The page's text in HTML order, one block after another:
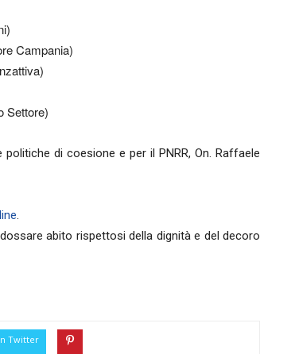
Campania)
Settore)
di coesione e per il PNRR, On. Raffaele
.
abito rispettosi della dignità e del decoro
Twitter